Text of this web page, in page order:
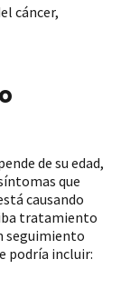
cáncer,
de su edad,
que
causando
tratamiento
seguimiento
podría incluir: